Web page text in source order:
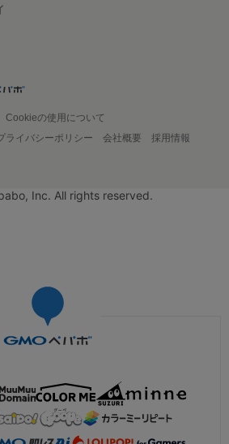
Cookieの使用について
ライバシーポリシー 会社概要
採用情報
Inc. All rights reserved.